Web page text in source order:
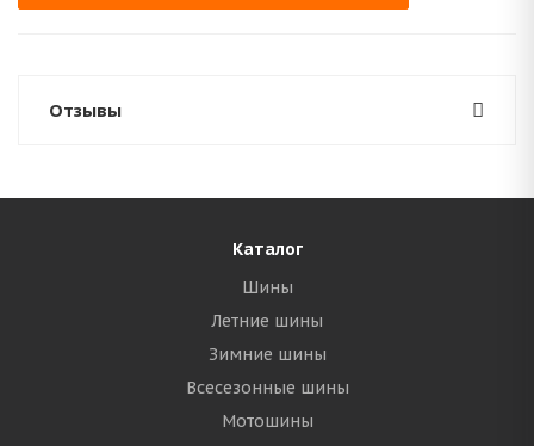
Отзывы
Каталог
Шины
Летние шины
Зимние шины
Всесезонные шины
Мотошины